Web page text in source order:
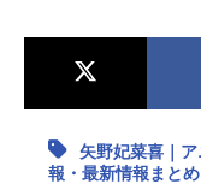
最新記事一覧
矢野妃菜喜｜
報・最新情報まとめ